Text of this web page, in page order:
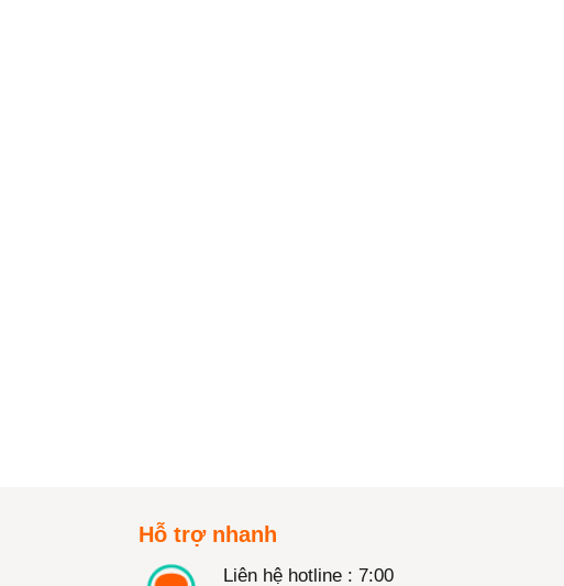
Hỗ trợ nhanh
Liên hệ hotline : 7:00